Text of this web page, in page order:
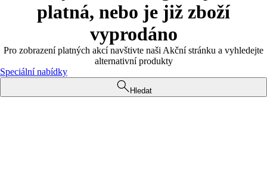
platná, nebo je již zboží
vyprodáno
Pro zobrazení platných akcí navštivte naši Akční stránku a vyhledejte
alternativní produkty
Speciální nabídky
Hledat